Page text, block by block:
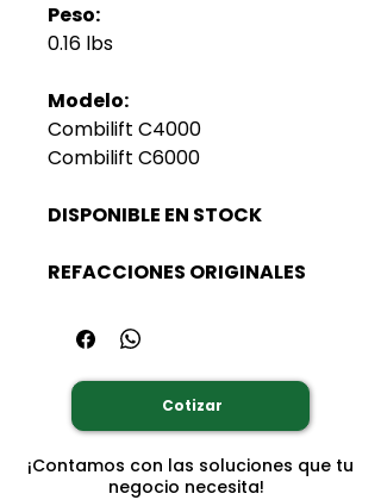
Peso:
0.16 lbs
Modelo:
Combilift C4000
Combilift C6000
DISPONIBLE EN STOCK
REFACCIONES ORIGINALES
Cotizar
¡Contamos con las soluciones que tu
negocio necesita!